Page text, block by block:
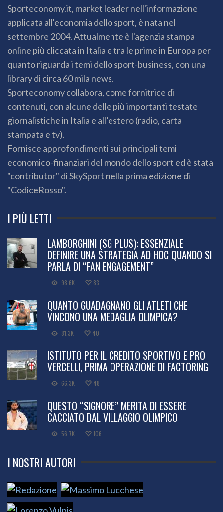
Sporteconomy.it, market leader nell'informazione
applicata all'economia dello sport, è nata nel
settembre 2004. Attualmente è l'agenzia stampa
online più cliccata in Italia e tra le prime in Europa per
quanto riguarda i temi dello sport-business, con una
library di circa 60 mila news.
Sporteconomy collabora, come fornitrice di
contenuti, con alcune delle più importanti testate
giornalistiche in Italia e all’estero (radio, carta
stampata e tv).
Fornisce approfondimenti sui principali temi
economico-finanziari del mondo dello sport ed è stata
"contributor" di SkySport nella prima edizione di
"CodiceRosso".
I PIÙ LETTI
LAMBORGHINI (SG PLUS): ESSENZIALE
DEFINIRE UNA STRATEGIA AD HOC QUANDO SI
PARLA DI “FAN ENGAGEMENT”
98.6K 83
QUANTO GUADAGNANO GLI ATLETI CHE
VINCONO UNA MEDAGLIA OLIMPICA?
81.3K 40
ISTITUTO PER IL CREDITO SPORTIVO E PRO
VERCELLI, PRIMA OPERAZIONE DI FACTORING
66.3K 48
QUESTO “SIGNORE” MERITA DI ESSERE
CACCIATO DAL VILLAGGIO OLIMPICO
56.7K 106
I NOSTRI AUTORI